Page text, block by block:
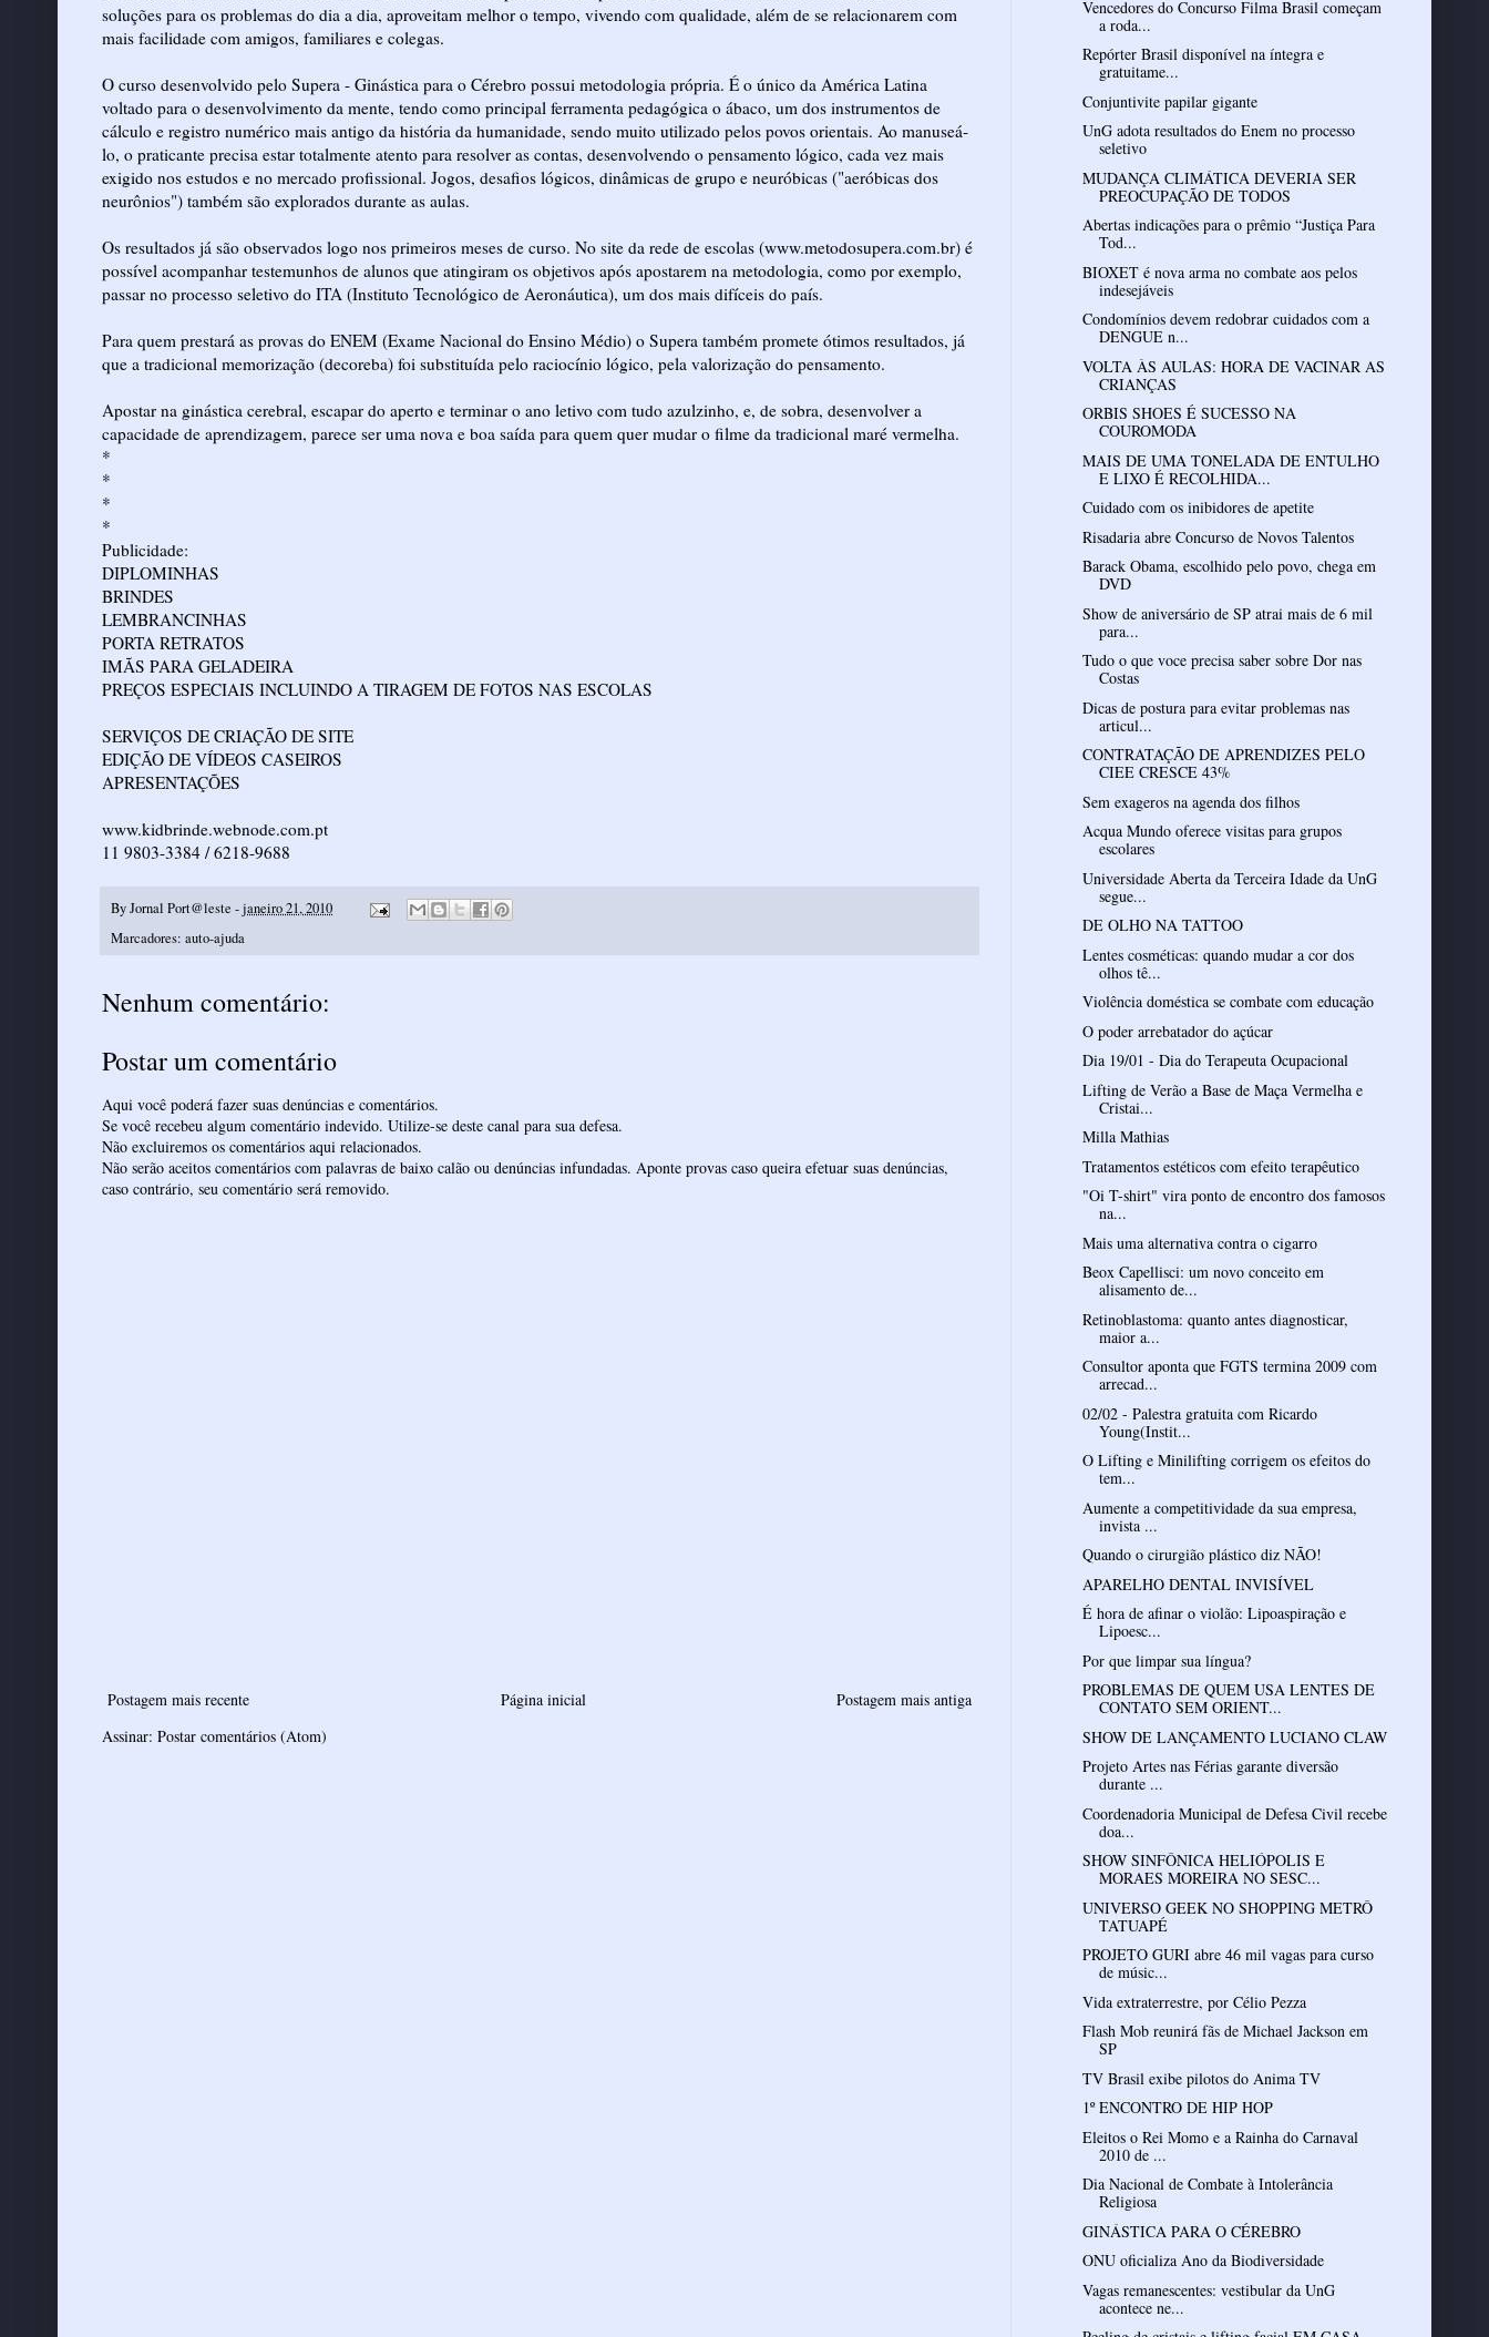
soluções para os problemas do dia a dia, aproveitam melhor o tempo, vivendo com qualidade, além de se relacionarem com
mais facilidade com amigos, familiares e colegas.
O curso desenvolvido pelo Supera - Ginástica para o Cérebro possui metodologia própria. É o único da América Latina
voltado para o desenvolvimento da mente, tendo como principal ferramenta pedagógica o ábaco, um dos instrumentos de
cálculo e registro numérico mais antigo da história da humanidade, sendo muito utilizado pelos povos orientais. Ao manuseá-
lo, o praticante precisa estar totalmente atento para resolver as contas, desenvolvendo o pensamento lógico, cada vez mais
exigido nos estudos e no mercado profissional. Jogos, desafios lógicos, dinâmicas de grupo e neuróbicas ("aeróbicas dos
neurônios") também são explorados durante as aulas.
Os resultados já são observados logo nos primeiros meses de curso. No site da rede de escolas (www.metodosupera.com.br) é
possível acompanhar testemunhos de alunos que atingiram os objetivos após apostarem na metodologia, como por exemplo,
passar no processo seletivo do ITA (Instituto Tecnológico de Aeronáutica), um dos mais difíceis do país.
Para quem prestará as provas do ENEM (Exame Nacional do Ensino Médio) o Supera também promete ótimos resultados, já
que a tradicional memorização (decoreba) foi substituída pelo raciocínio lógico, pela valorização do pensamento.
Apostar na ginástica cerebral, escapar do aperto e terminar o ano letivo com tudo azulzinho, e, de sobra, desenvolver a
capacidade de aprendizagem, parece ser uma nova e boa saída para quem quer mudar o filme da tradicional maré vermelha.
*
*
*
*
Publicidade:
DIPLOMINHAS
BRINDES
LEMBRANCINHAS
PORTA RETRATOS
IMÃS PARA GELADEIRA
PREÇOS ESPECIAIS INCLUINDO A TIRAGEM DE FOTOS NAS ESCOLAS
SERVIÇOS DE CRIAÇÃO DE SITE
EDIÇÃO DE VÍDEOS CASEIROS
APRESENTAÇÕES
www.kidbrinde.webnode.com.pt
11 9803-3384 / 6218-9688
ByJornal Port@leste -janeiro 21, 2010
Marcadores: auto-ajuda
Nenhum comentário:
Postar um comentário
Aqui você poderá fazer suas denúncias e comentários.
Se você recebeu algum comentário indevido. Utilize-se deste canal para sua defesa.
Não excluiremos os comentários aqui relacionados.
Não serão aceitos comentários com palavras de baixo calão ou denúncias infundadas. Aponte provas caso queira efetuar suas denúncias,
caso contrário, seu comentário será removido.
Postagem mais recente Postagem mais antiga
Página inicial
Assinar: Postar comentários (Atom)
Vencedores do Concurso Filma Brasil começam
a roda...
Repórter Brasil disponível na íntegra e
gratuitame...
Conjuntivite papilar gigante
UnG adota resultados do Enem no processo
seletivo
MUDANÇA CLIMÁTICA DEVERIA SER
PREOCUPAÇÃO DE TODOS
Abertas indicações para o prêmio “Justiça Para
Tod...
BIOXET é nova arma no combate aos pelos
indesejáveis
Condomínios devem redobrar cuidados com a
DENGUE n...
VOLTA ÀS AULAS: HORA DE VACINAR AS
CRIANÇAS
ORBIS SHOES É SUCESSO NA
COUROMODA
MAIS DE UMA TONELADA DE ENTULHO
E LIXO É RECOLHIDA...
Cuidado com os inibidores de apetite
Risadaria abre Concurso de Novos Talentos
Barack Obama, escolhido pelo povo, chega em
DVD
Show de aniversário de SP atrai mais de 6 mil
para...
Tudo o que voce precisa saber sobre Dor nas
Costas
Dicas de postura para evitar problemas nas
articul...
CONTRATAÇÃO DE APRENDIZES PELO
CIEE CRESCE 43%
Sem exageros na agenda dos filhos
Acqua Mundo oferece visitas para grupos
escolares
Universidade Aberta da Terceira Idade da UnG
segue...
DE OLHO NA TATTOO
Lentes cosméticas: quando mudar a cor dos
olhos tê...
Violência doméstica se combate com educação
O poder arrebatador do açúcar
Dia 19/01 - Dia do Terapeuta Ocupacional
Lifting de Verão a Base de Maça Vermelha e
Cristai...
Milla Mathias
Tratamentos estéticos com efeito terapêutico
"Oi T-shirt" vira ponto de encontro dos famosos
na...
Mais uma alternativa contra o cigarro
Beox Capellisci: um novo conceito em
alisamento de...
Retinoblastoma: quanto antes diagnosticar,
maior a...
Consultor aponta que FGTS termina 2009 com
arrecad...
02/02 - Palestra gratuita com Ricardo
Young(Instit...
O Lifting e Minilifting corrigem os efeitos do
tem...
Aumente a competitividade da sua empresa,
invista ...
Quando o cirurgião plástico diz NÃO!
APARELHO DENTAL INVISÍVEL
É hora de afinar o violão: Lipoaspiração e
Lipoesc...
Por que limpar sua língua?
PROBLEMAS DE QUEM USA LENTES DE
CONTATO SEM ORIENT...
SHOW DE LANÇAMENTO LUCIANO CLAW
Projeto Artes nas Férias garante diversão
durante ...
Coordenadoria Municipal de Defesa Civil recebe
doa...
SHOW SINFÔNICA HELIÓPOLIS E
MORAES MOREIRA NO SESC...
UNIVERSO GEEK NO SHOPPING METRÔ
TATUAPÉ
PROJETO GURI abre 46 mil vagas para curso
de músic...
Vida extraterrestre, por Célio Pezza
Flash Mob reunirá fãs de Michael Jackson em
SP
TV Brasil exibe pilotos do Anima TV
1º ENCONTRO DE HIP HOP
Eleitos o Rei Momo e a Rainha do Carnaval
2010 de ...
Dia Nacional de Combate à Intolerância
Religiosa
GINÁSTICA PARA O CÉREBRO
ONU oficializa Ano da Biodiversidade
Vagas remanescentes: vestibular da UnG
acontece ne...